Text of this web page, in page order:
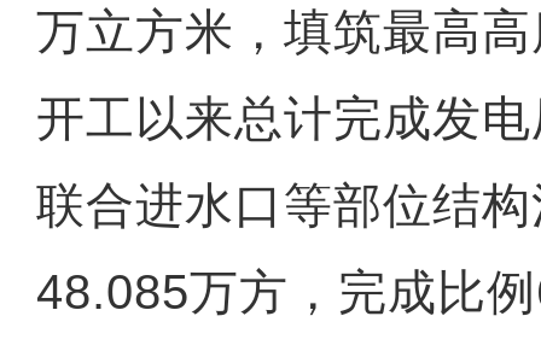
万立方米，填筑最高
开工以来总计完成发
联合进水口等部位结
48.085万方，完成比